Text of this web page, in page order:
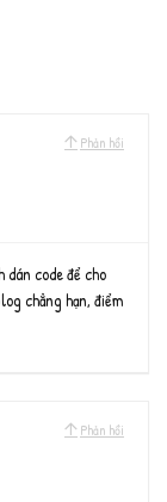
Phản hồi
code để cho
chẳng hạn, điểm
Phản hồi